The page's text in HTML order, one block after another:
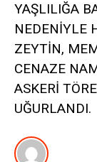
YAŞLILIĞA
NEDENİYLE
ZEYTİN,
CENAZE
ASKERİ
UĞURLANDI.